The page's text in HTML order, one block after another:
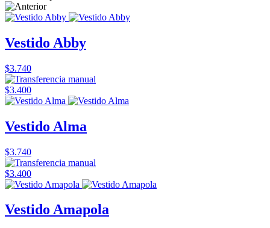
Vestido Abby
$3.740
$3.400
Vestido Alma
$3.740
$3.400
Vestido Amapola